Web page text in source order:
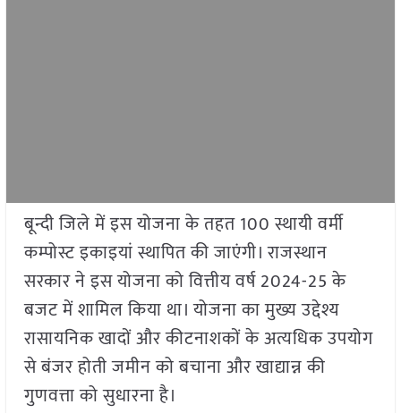
बून्दी जिले में इस योजना के तहत 100 स्थायी वर्मी
कम्पोस्ट इकाइयां स्थापित की जाएंगी। राजस्थान
सरकार ने इस योजना को वित्तीय वर्ष 2024-25 के
बजट में शामिल किया था। योजना का मुख्य उद्देश्य
रासायनिक खादों और कीटनाशकों के अत्यधिक उपयोग
से बंजर होती जमीन को बचाना और खाद्यान्न की
गुणवत्ता को सुधारना है।